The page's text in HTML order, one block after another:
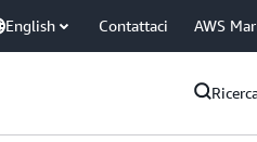
English Contattaci AWS